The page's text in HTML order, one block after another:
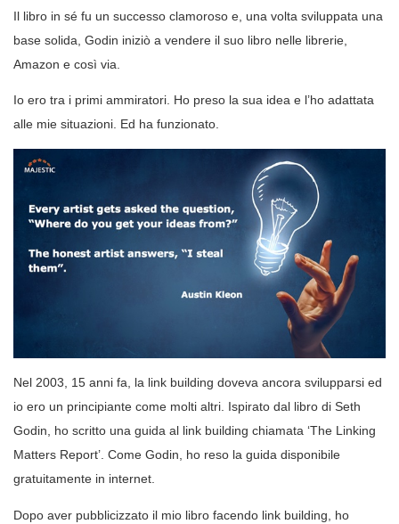
Il libro in sé fu un successo clamoroso e, una volta sviluppata una
base solida, Godin iniziò a vendere il suo libro nelle librerie,
Amazon e così via.
Io ero tra i primi ammiratori. Ho preso la sua idea e l’ho adattata
alle mie situazioni. Ed ha funzionato.
Nel 2003, 15 anni fa, la link building doveva ancora svilupparsi ed
io ero un principiante come molti altri. Ispirato dal libro di Seth
Godin, ho scritto una guida al link building chiamata ‘The Linking
Matters Report’. Come Godin, ho reso la guida disponibile
gratuitamente in internet.
Dopo aver pubblicizzato il mio libro facendo link building, ho